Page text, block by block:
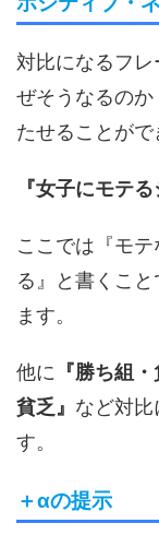
対比になるフ
ぜそうなるの
たせることがで
『女子にモテ
ここでは『モ
る』と書くこ
ます。
他に 『勝ち組
貧乏』 など対比
す。
＋αの提示